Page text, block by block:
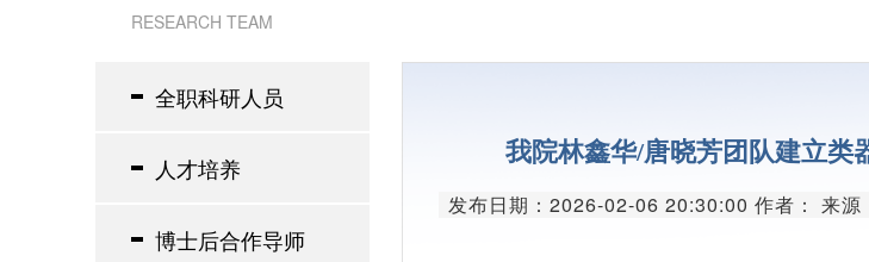
学术委员会
RESEARCH TEAM
全职科研人员
人才培养
博士后合作导师
我院林鑫华/唐晓芳团队建立类
发布日期：2026-02-06 20:30:00 作者： 来源